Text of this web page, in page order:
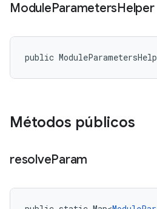
ModuleParametersHelper
public
Métodos públicos
resolveParam